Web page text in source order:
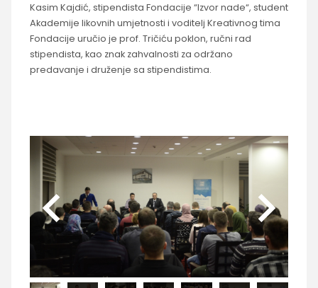
Kasim Kajdić, stipendista Fondacije “Izvor nade“, student
Akademije likovnih umjetnosti i voditelj Kreativnog tima
Fondacije uručio je prof. Tričiću poklon, ručni rad
stipendista, kao znak zahvalnosti za održano
predavanje i druženje sa stipendistima.